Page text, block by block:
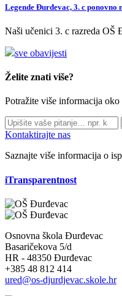
Legende Đurđevac, 3. c
Naši učenici 3. c razreda
sve obavijesti
Želite znati više?
Potražite više informacija
Kontaktirajte nas
Saznajte više informacija o
iTransparentnost
Osnovna škola Đurđevac
Basaričekova 5/d
HR - 48350 Đurđevac
+385 48 812 414
ured@os-djurdjevac.skole.hr